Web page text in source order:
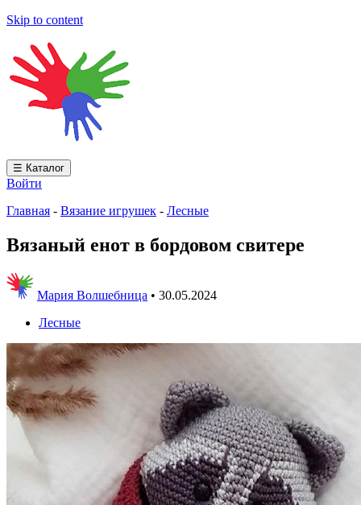
Skip to content
☰ Каталог
Войти
Главная - Вязание игрушек - Лесные
Вязаный енот в бордовом свитере
Мария Волшебница • 30.05.2024
Лесные